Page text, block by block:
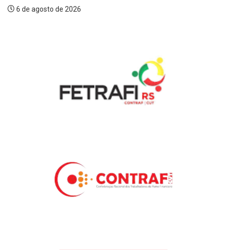
6 de agosto de 2026